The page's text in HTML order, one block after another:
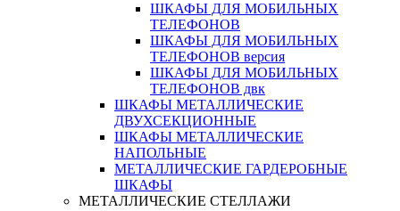
ШКАФЫ ДЛЯ МОБИЛЬНЫХ
ТЕЛЕФОНОВ
ШКАФЫ ДЛЯ МОБИЛЬНЫХ
ТЕЛЕФОНОВ версия
ШКАФЫ ДЛЯ МОБИЛЬНЫХ
ТЕЛЕФОНОВ двк
ШКАФЫ МЕТАЛЛИЧЕСКИЕ
ДВУХСЕКЦИОННЫЕ
ШКАФЫ МЕТАЛЛИЧЕСКИЕ
НАПОЛЬНЫЕ
МЕТАЛЛИЧЕСКИЕ ГАРДЕРОБНЫЕ
ШКАФЫ
МЕТАЛЛИЧЕСКИЕ СТЕЛЛАЖИ